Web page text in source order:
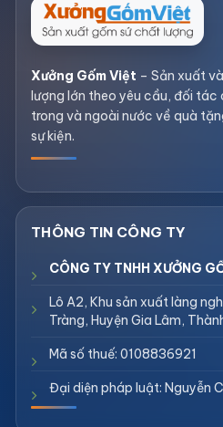
Xưởng Gốm Việt – Sản xuất
lượng lớn theo yêu cầu, đối tác
trong và ngoài nước về quà
sự kiện.
CÔNG TY TNHH XƯỞNG
Lô A2, Khu sản xuất làng
Tràng, Huyện Gia Lâm,
Mã số thuế: 0108836921
Đại diện pháp luật: Nguyễn